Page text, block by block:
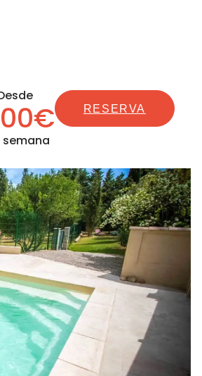
semana
RESERVA